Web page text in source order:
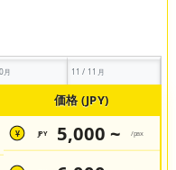
月 11 / 11月
価格 (JPY)
¥ JPY 5,000 ~ /pax